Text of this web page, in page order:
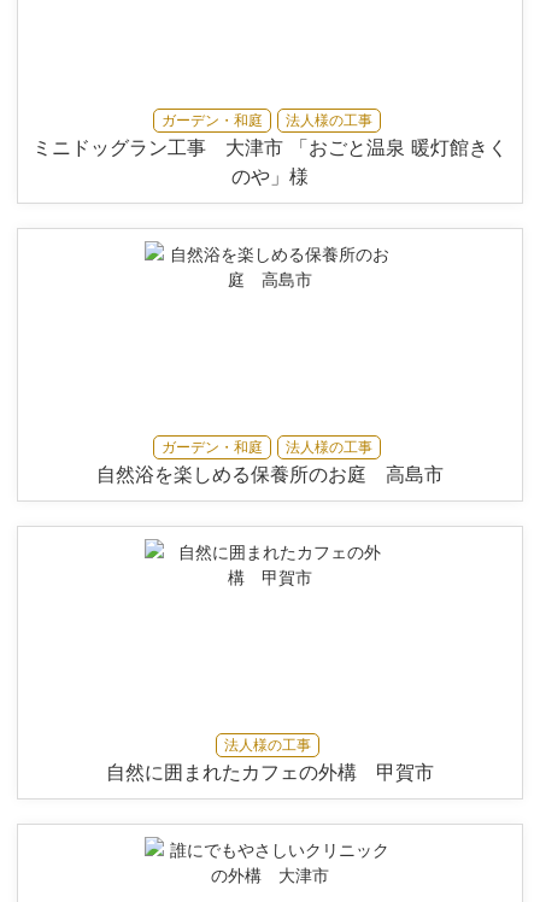
ガーデン・和庭 法人様の工事
ミニドッグラン工事 大津市 「おごと温泉 暖灯館きく
のや」様
ガーデン・和庭 法人様の工事
自然浴を楽しめる保養所のお庭 高島市
法人様の工事
自然に囲まれたカフェの外構 甲賀市